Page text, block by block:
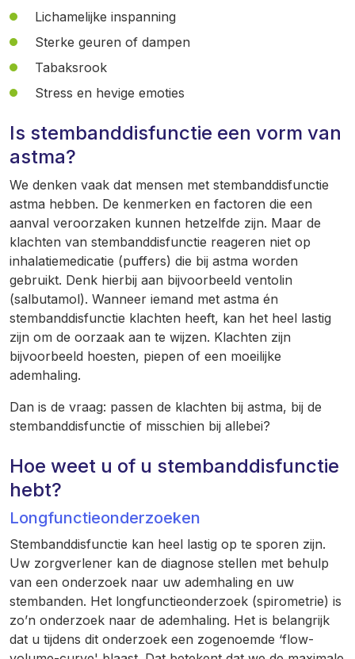
Lichamelijke inspanning
Sterke geuren of dampen
Tabaksrook
Stress en hevige emoties
Is stembanddisfunctie een vorm van
astma?
We denken vaak dat mensen met stembanddisfunctie
astma hebben. De kenmerken en factoren die een
aanval veroorzaken kunnen hetzelfde zijn. Maar de
klachten van stembanddisfunctie reageren niet op
inhalatiemedicatie (puffers) die bij astma worden
gebruikt. Denk hierbij aan bijvoorbeeld ventolin
(salbutamol). Wanneer iemand met astma én
stembanddisfunctie klachten heeft, kan het heel lastig
zijn om de oorzaak aan te wijzen. Klachten zijn
bijvoorbeeld hoesten, piepen of een moeilijke
ademhaling.
Dan is de vraag: passen de klachten bij astma, bij de
stembanddisfunctie of misschien bij allebei?
Hoe weet u of u stembanddisfunctie
hebt?
Longfunctieonderzoeken
Stembanddisfunctie kan heel lastig op te sporen zijn.
Uw zorgverlener kan de diagnose stellen met behulp
van een onderzoek naar uw ademhaling en uw
stembanden. Het longfunctieonderzoek (spirometrie) is
zo’n onderzoek naar de ademhaling. Het is belangrijk
dat u tijdens dit onderzoek een zogenoemde ‘flow-